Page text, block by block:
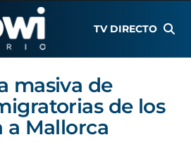
TV DIRECTO
masiva de
de los
a Mallorca